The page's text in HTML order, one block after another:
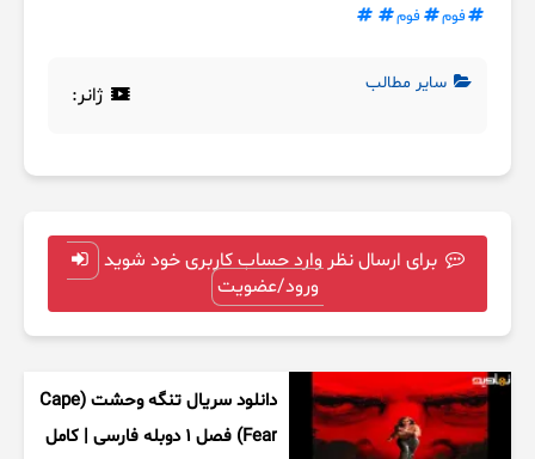
فوم فوم
سایر مطالب ژانر:
برای ارسال نظر وارد حساب کاربری خود شوید
ورود/عضویت
دانلود سریال تنگه وحشت (Cape
Fear) فصل ۱ دوبله فارسی | کامل